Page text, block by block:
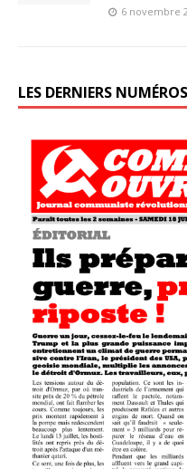
6 novembre
LES DERNIERS NUMÉROS